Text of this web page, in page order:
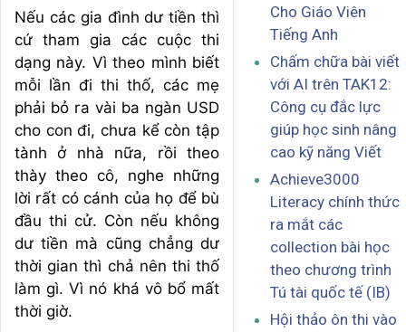
Nếu các gia đình dư tiền thì
cứ tham gia các cuộc thi
dạng này. Vì theo mình biết
mỗi lần đi thi thố, các mẹ
phải bỏ ra vài ba ngàn USD
cho con đi, chưa kể còn tập
tành ở nhà nữa, rồi theo
thày theo cô, nghe những
lời rất có cánh của họ để bù
đầu thi cử. Còn nếu không
dư tiền mà cũng chẳng dư
thời gian thì chả nên thi thố
làm gì. Vì nó khá vô bổ mất
thời giờ.
Cho Giáo Viên
Tiếng Anh
Chấm chữa bài viết
với AI trên TAK12:
Công cụ đắc lực
giúp học sinh nâng
cao kỹ năng Viết
Achieve3000
Literacy chính thức
ra mắt các
collection bài học
theo chương trình
Tú tài quốc tế (IB)
Hội thảo ôn thi vào